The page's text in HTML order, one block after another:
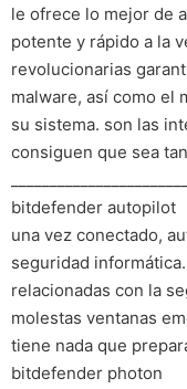
le ofrece lo mejor de
potente y rápido a la
revolucionarias
malware, así como el
su sistema. son las
consiguen que sea
bitdefender autopilot
una vez conectado,
seguridad
relacionadas con la
molestas ventanas
tiene nada que
bitdefender photon